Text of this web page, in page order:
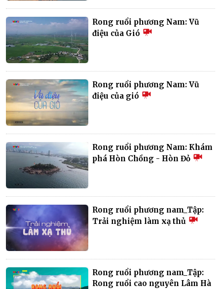
Rong ruổi phương Nam: Vũ
điệu của Gió
Rong ruổi phương Nam: Vũ
điệu của gió
Rong ruổi phương Nam: Khám
phá Hòn Chồng - Hòn Đỏ
Rong ruổi phương nam_Tập:
Trải nghiệm làm xạ thủ
Rong ruổi phương nam_Tập:
Rong ruổi cao nguyên Lâm Hà